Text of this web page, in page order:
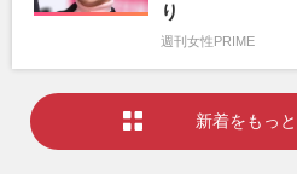
り
週刊女性PRIME
新着をもっ